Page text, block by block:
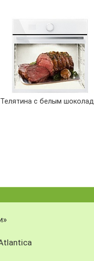
Телятина с белым